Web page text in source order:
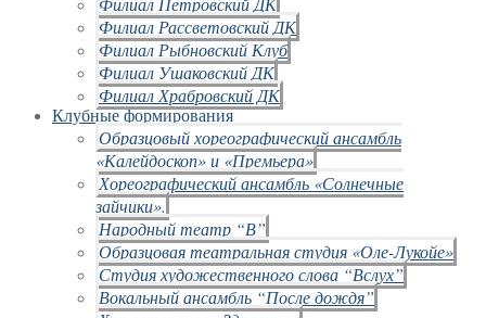
Филиал Рассветовский ДК
Филиал Рыбновский Клуб
Филиал Ушаковский ДК
Филиал Храбровский ДК
Клубные формирования
Образцовый хореографический ансамбль
«Калейдоскоп» и «Премьера»
Хореографический ансамбль «Солнечные
зайчики».
Народный театр “В”
Образцовая театральная студия «Оле-Лукойе»
Студия художественного слова “Вслух”
Вокальный ансамбль “После дождя”